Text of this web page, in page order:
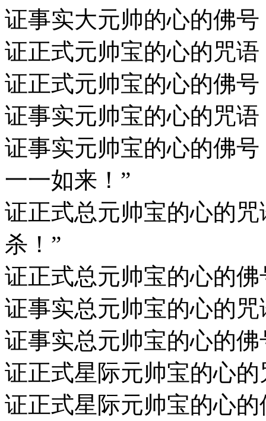
证事实大元帅的心的佛
证正式元帅宝的心的咒
证正式元帅宝的心的佛
证事实元帅宝的心的咒
证事实元帅宝的心的佛
一一如来！”
证正式总元帅宝的心的
杀！”
证正式总元帅宝的心的
证事实总元帅宝的心的
证事实总元帅宝的心的
证正式星际元帅宝的心
证正式星际元帅宝的心